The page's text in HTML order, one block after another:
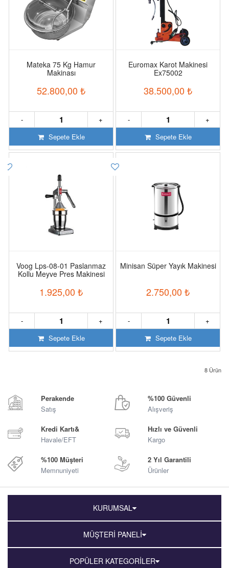
Mateka 75 Kg Hamur
Makinası
52.800,00 ₺
+
-
Sepete Ekle
Euromax Karot Makinesi
Ex75002
38.500,00 ₺
+
-
Sepete Ekle
Voog Lps-08-01 Paslanmaz
Kollu Meyve Pres Makinesi
1.925,00 ₺
+
-
Sepete Ekle
Minisan Süper Yayık Makinesi
2.750,00 ₺
+
-
Sepete Ekle
8 Ürün
Perakende
Satış
%100 Güvenli
Alışveriş
Kredi Kartı&
Havale/EFT
Hızlı ve Güvenli
Kargo
%100 Müşteri
Memnuniyeti
2 Yıl Garantili
Ürünler
KURUMSAL
MÜŞTERİ PANELİ
POPÜLER KATEGORİLER